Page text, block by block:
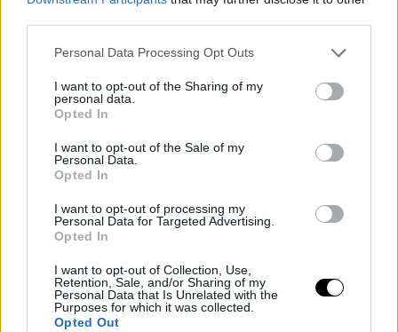
Personal Data Processing Opt Outs
I want to opt-out of the Sharing of my
personal data.
Opted In
I want to opt-out of the Sale of my
Personal Data.
Opted In
I want to opt-out of processing my
Personal Data for Targeted Advertising.
Opted In
I want to opt-out of Collection, Use,
Retention, Sale, and/or Sharing of my
Personal Data that Is Unrelated with the
Purposes for which it was collected.
Opted Out
1789. július 14. – A Bastille ostroma, a francia
forradalom kezdete
Bastille börtönét, amely a királyi hatalom szimbóluma
volt. Az esemény a francia forradalom szimbolikus
rendszert, lerombolta az abszolút monarchiát, és utat
nyitott a polgári jogok és a demokrácia eszméje előtt.
A „Bastille-nap” mára Franciaország nemzeti ünnepe,
amely a szabadság és a népfelség jelképévé vált.
1415. július 6. – Husz János máglyahalála